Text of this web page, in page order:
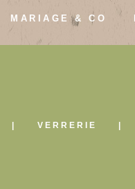
MARIAGE & CO
VERRERIE